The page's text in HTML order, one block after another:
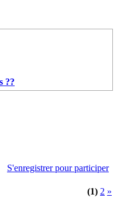
??
S'enregistrer pour participer
(1) 2 »